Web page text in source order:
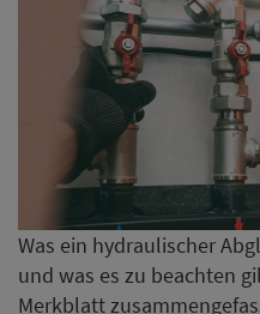
Was ein hydraulischer
und was es zu beachten
Merkblatt